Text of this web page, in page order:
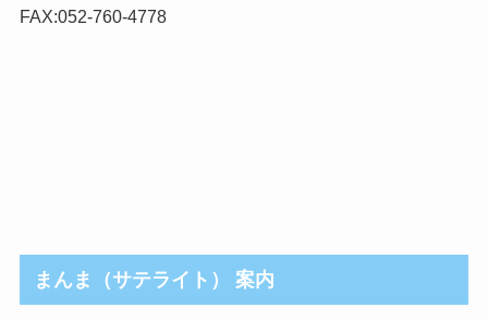
リ
FAX:052-760-4778
まんま（サテライト） 案内